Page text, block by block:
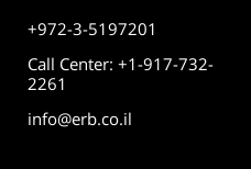
+972-3-5197201
Call Center: +1-917-732-
2261
info@erb.co.il